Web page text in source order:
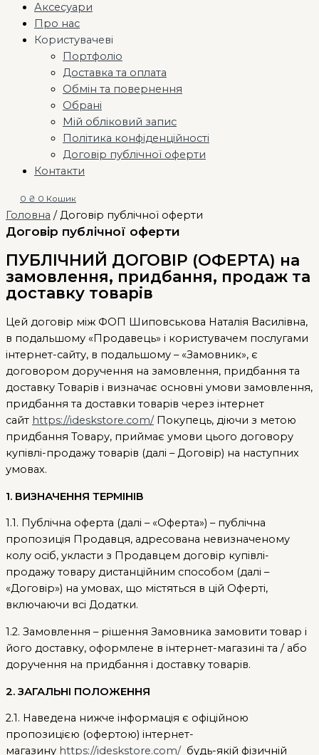
Аксесуари
Про нас
Користувачеві
Портфоліо
Доставка та оплата
Обмін та повернення
Обрані
Мій обліковий запис
Політика конфіденційності
Договір публічної оферти
Контакти
0 ₴ 0 Кошик
Головна / Договір публічної оферти
Договір публічної оферти
ПУБЛІЧНИЙ ДОГОВІР (ОФЕРТА) на
замовлення, придбання, продаж та
доставку товарів
Цей договір між ФОП Шиповськова Наталія Василівна,
в подальшому «Продавець» і користувачем послугами
інтернет-сайту, в подальшому – «Замовник», є
договором доручення на замовлення, придбання та
доставку Товарів і визначає основні умови замовлення,
придбання та доставки товарів через інтернет
сайт https://ideskstore.com/Покупець, діючи з метою
придбання Товару, приймає умови цього договору
купівлі-продажу товарів (далі – Договір) на наступних
умовах.
1. ВИЗНАЧЕННЯ ТЕРМІНІВ
1.1. Публічна оферта (далі – «Оферта») – публічна
пропозиція Продавця, адресована невизначеному
колу осіб, укласти з Продавцем договір купівлі-
продажу товару дистанційним способом (далі –
«Договір») на умовах, що містяться в цій Оферті,
включаючи всі Додатки.
1.2. Замовлення – рішення Замовника замовити товар і
його доставку, оформлене в інтернет-магазині та / або
доручення на придбання і доставку товарів.
2. ЗАГАЛЬНІ ПОЛОЖЕННЯ
2.1. Наведена нижче інформація є офіційною
пропозицією (офертою) інтернет-
магазину https://ideskstore.com/будь-якій фізичній